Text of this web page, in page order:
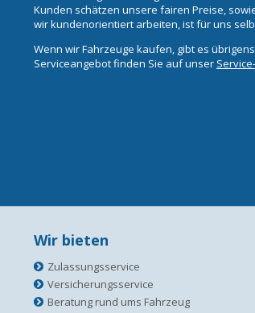
Kunden schätzen unsere fairen Preise,
wir kundenorientiert arbeiten, ist für uns
Wenn wir Fahrzeuge kaufen, gibt es
Serviceangebot finden Sie auf unser
Wir bieten
Zulassungsservice
Versicherungsservice
Beratung rund ums Fahrzeug